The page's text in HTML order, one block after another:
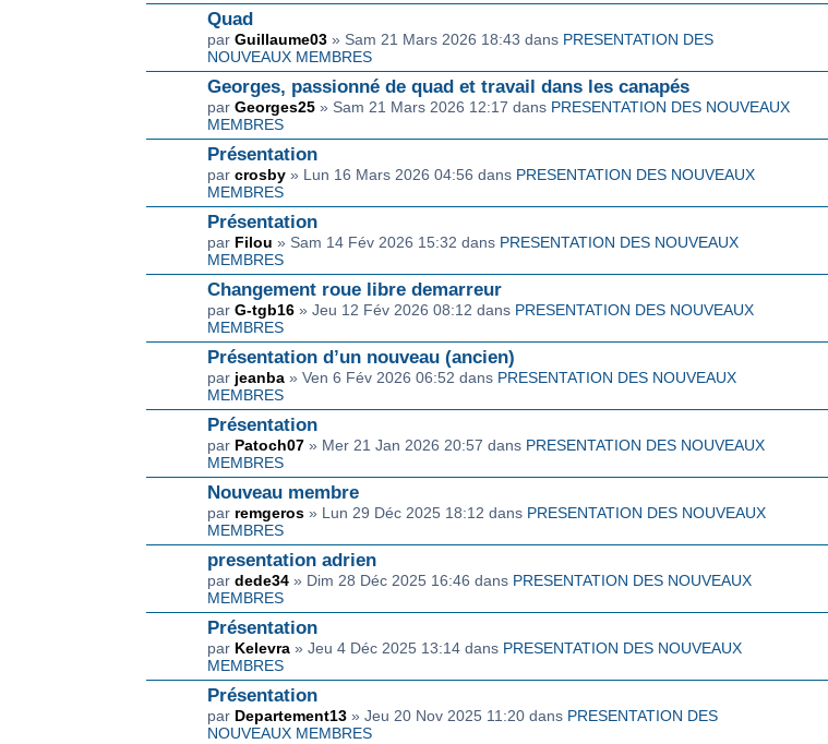
Quad
parGuillaume03 » Sam 21 Mars 2026 18:43 dans PRESENTATION DES
NOUVEAUX MEMBRES
Georges, passionné de quad et travail dans les canapés
parGeorges25 » Sam 21 Mars 2026 12:17 dans PRESENTATION DES NOUVEAUX
MEMBRES
Présentation
parcrosby » Lun 16 Mars 2026 04:56 dans PRESENTATION DES NOUVEAUX
MEMBRES
Présentation
par Filou » Sam 14 Fév 2026 15:32 dans PRESENTATION DES NOUVEAUX
MEMBRES
Changement roue libre demarreur
parG-tgb16 » Jeu 12 Fév 2026 08:12 dans PRESENTATION DES NOUVEAUX
MEMBRES
Présentation d’un nouveau (ancien)
par jeanba » Ven 6 Fév 2026 06:52 dans PRESENTATION DES NOUVEAUX
MEMBRES
Présentation
par Patoch07 » Mer 21 Jan 2026 20:57 dans PRESENTATION DES NOUVEAUX
MEMBRES
Nouveau membre
par remgeros » Lun 29 Déc 2025 18:12 dans PRESENTATION DES NOUVEAUX
MEMBRES
presentation adrien
pardede34 » Dim 28 Déc 2025 16:46 dans PRESENTATION DES NOUVEAUX
MEMBRES
Présentation
par Kelevra » Jeu 4 Déc 2025 13:14 dans PRESENTATION DES NOUVEAUX
MEMBRES
Présentation
par Departement13 » Jeu 20 Nov 2025 11:20 dans PRESENTATION DES
NOUVEAUX MEMBRES